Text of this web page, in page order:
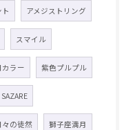
アメジストリング
スマイル
ラー 紫色プルプル
SAZARE
々の徒然 獅子座満月